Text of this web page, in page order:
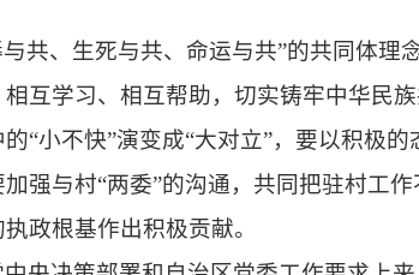
共、生死与共、命运与共”的共同体理
互学习、相互帮助，切实铸牢中华民
“小不快”演变成“大对立”，要以积极
强与村“两委”的沟通，共同把驻村工
政根基作出积极贡献。